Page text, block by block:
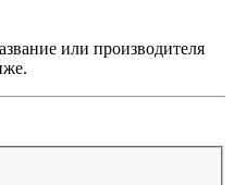
или производителя